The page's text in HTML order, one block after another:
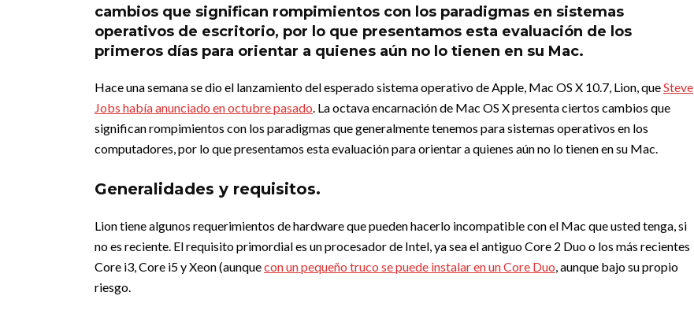
cambios que significan rompimientos con los paradigmas en sistemas
operativos de escritorio, por lo que presentamos esta evaluación de los
primeros días para orientar a quienes aún no lo tienen en su Mac.
Hace una semana se dio el lanzamiento del esperado sistema operativo de Apple, Mac OS X 10.7, Lion, queSteve
Jobs había anunciado en octubre pasado. La octava encarnación de Mac OS X presenta ciertos cambios que
significan rompimientos con los paradigmas que generalmente tenemos para sistemas operativos en los
computadores, por lo que presentamos esta evaluación para orientar a quienes aún no lo tienen en su Mac.
Generalidades y requisitos.
Lion tiene algunos requerimientos de hardware que pueden hacerlo incompatible con el Mac que usted tenga, si
no es reciente. El requisito primordial es un procesador de Intel, ya sea el antiguo Core 2 Duo o los más recientes
Core i3, Core i5 y Xeon (aunquecon un pequeño truco se puede instalar en un Core Duo, aunque bajo su propio
riesgo.